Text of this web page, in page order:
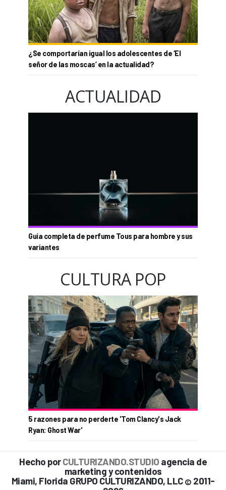
¿Se comportarían igual los adolescentes de ‘El
señor de las moscas’ en la actualidad?
ACTUALIDAD
Guía completa de perfume Tous para hombre y sus
variantes
CULTURA POP
5 razones para no perderte 'Tom Clancy's Jack
Ryan: Ghost War'
Hecho porCULTURIZANDO.STUDIO agencia de
marketing y contenidos
Miami, Florida GRUPO CULTURIZANDO, LLC © 2011-